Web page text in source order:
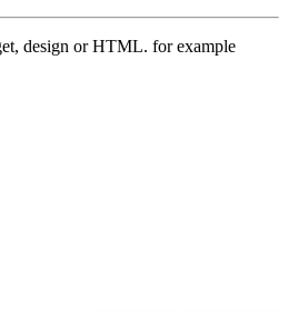
design or HTML. for example